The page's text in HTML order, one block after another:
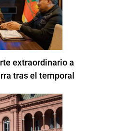
extraordinario a
tras el temporal